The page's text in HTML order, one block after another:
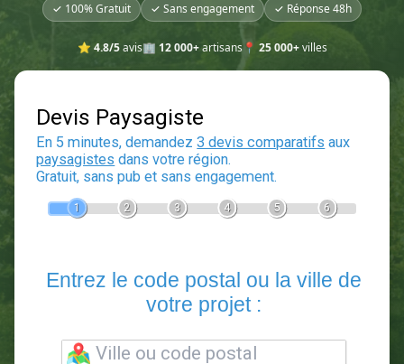
✓ 100% Gratuit ✓ Sans engagement ✓ Réponse 48h
⭐ 4.8/5avis🏢 12 000+artisans📍 25 000+villes
Devis Paysagiste
En 5 minutes, demandez3 devis comparatifs
2 3